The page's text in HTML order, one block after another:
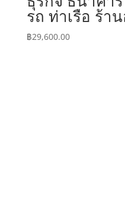
รถ ท่าเรือ ร้า
฿29,600.00